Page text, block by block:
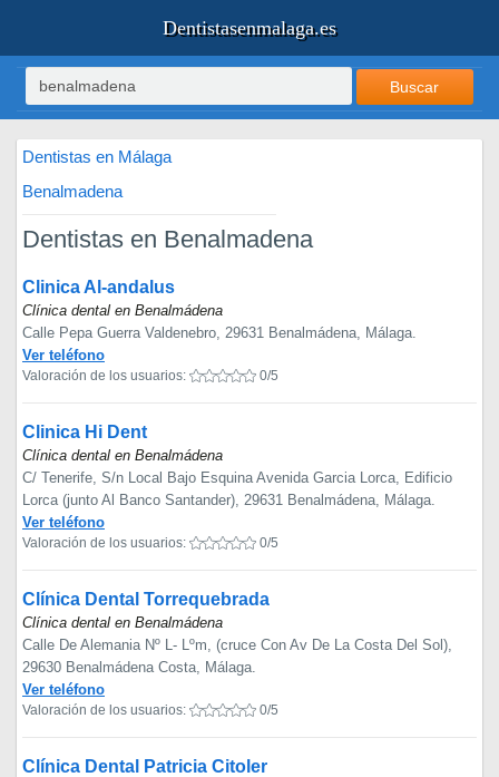
Dentistasenmalaga.es
Buscar
Dentistas en Málaga
Benalmadena
Dentistas en Benalmadena
Clinica Al-andalus
Clínica dental en Benalmádena
Calle Pepa Guerra Valdenebro, 29631 Benalmádena, Málaga.
Ver teléfono
Valoración de los usuarios: 0/5
Clinica Hi Dent
Clínica dental en Benalmádena
C/ Tenerife, S/n Local Bajo Esquina Avenida Garcia Lorca, Edificio
Lorca (junto Al Banco Santander), 29631 Benalmádena, Málaga.
Ver teléfono
Valoración de los usuarios: 0/5
Clínica Dental Torrequebrada
Clínica dental en Benalmádena
Calle De Alemania Nº L- Lºm, (cruce Con Av De La Costa Del Sol),
29630 Benalmádena Costa, Málaga.
Ver teléfono
Valoración de los usuarios: 0/5
Clínica Dental Patricia Citoler